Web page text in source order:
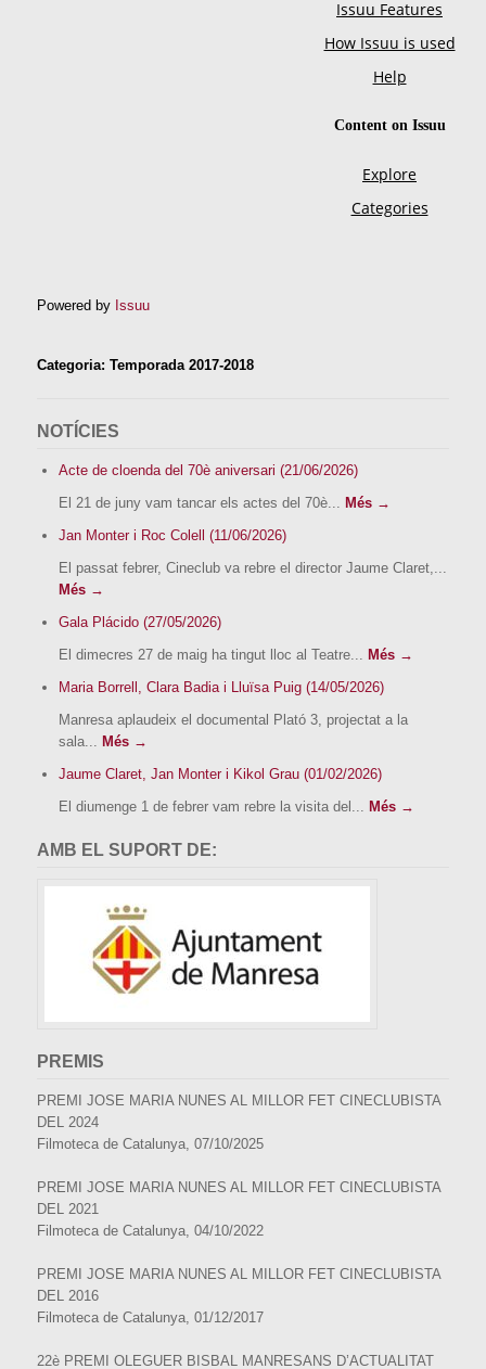
Powered by Issuu
Categoria: Temporada 2017-2018
NOTÍCIES
Acte de cloenda del 70è aniversari (21/06/2026)
El 21 de juny vam tancar els actes del 70è...
Més →
Jan Monter i Roc Colell (11/06/2026)
El passat febrer, Cineclub va rebre el director Jaume Claret,...
Més →
Gala Plácido (27/05/2026)
El dimecres 27 de maig ha tingut lloc al Teatre...
Més →
Maria Borrell, Clara Badia i Lluïsa Puig (14/05/2026)
Manresa aplaudeix el documental Plató 3, projectat a la
sala...
Més →
Jaume Claret, Jan Monter i Kikol Grau (01/02/2026)
El diumenge 1 de febrer vam rebre la visita del...
Més →
AMB EL SUPORT DE:
PREMIS
PREMI JOSE MARIA NUNES AL MILLOR FET CINECLUBISTA
DEL 2024
Filmoteca de Catalunya, 07/10/2025
PREMI JOSE MARIA NUNES AL MILLOR FET CINECLUBISTA
DEL 2021
Filmoteca de Catalunya, 04/10/2022
PREMI JOSE MARIA NUNES AL MILLOR FET CINECLUBISTA
DEL 2016
Filmoteca de Catalunya, 01/12/2017
22è PREMI OLEGUER BISBAL MANRESANS D’ACTUALITAT